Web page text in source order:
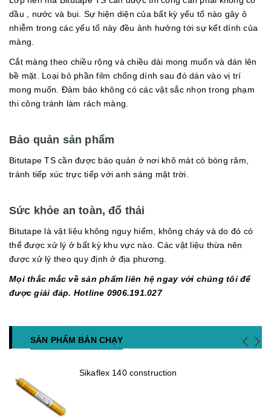
dầu , nước và bụi. Sự hiện diện của bất kỳ yếu tố nào gây ô
nhiễm trong các yếu tố này đều ảnh hưởng tới sự kết dính của
màng.
Cắt màng theo chiều rộng và chiều dài mong muốn và dán lên
bề mặt. Loại bỏ phần film chống dính sau đó dán vào vị trí
mong muốn. Đảm bảo không có các vật sắc nhọn trong phạm
thi công tránh làm rách màng.
Bảo quản sản phẩm
Bitutape TS cần được bảo quản ở nơi khô mát có bóng râm,
tránh tiếp xúc trực tiếp với anh sáng mặt trời.
Sức khỏe an toàn, đổ thải
Bitutape là vật liệu không nguy hiểm, không cháy và do đó có
thể được xử lý ở bất kỳ khu vực nào. Các vật liệu thừa nên
được xử lý theo quy định ở địa phương.
Mọi thắc mắc về sản phẩm liên hệ ngay với chúng tôi để
được giải đáp. Hotline 0906.191.027
SẢN PHẨM BÁN CHẠY
Sikaflex 140 construction